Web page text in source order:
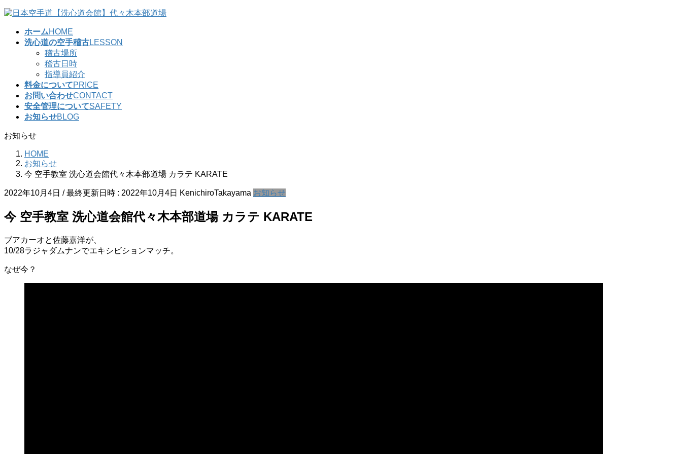
コ
ナ
ホームHOME
洗心道の空手稽古LESSON
稽古場所
稽古日時
指導員紹介
料金についてPRICE
お問い合わせCONTACT
安全管理についてSAFETY
お知らせBLOG
お知らせ
HOME
お知らせ
今 空手教室 洗心道会館代々木本部道場 カラテ KARATE
2022年10月4日 / 最終更新日時 : 2022年10月4日 KenichiroTakayama お知らせ
今 空手教室 洗心道会館代々木本部道場 カラテ KARATE
ブアカーオと佐藤嘉洋が、
10/28ラジャダムナンでエキシビションマッチ。
なぜ今？